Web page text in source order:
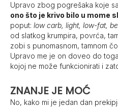
Upravo zbog pogrešaka koje
ono što je krivo bilo u mome
poput: low carb, light, low-fat,
od slatkog krumpira, povrća,
zobi s punomasnom, tamnom
Upravo me je on doveo do
kojoj ne može funkcionirati i
ZNANJE JE MOĆ
No, kako mi je jedan dan